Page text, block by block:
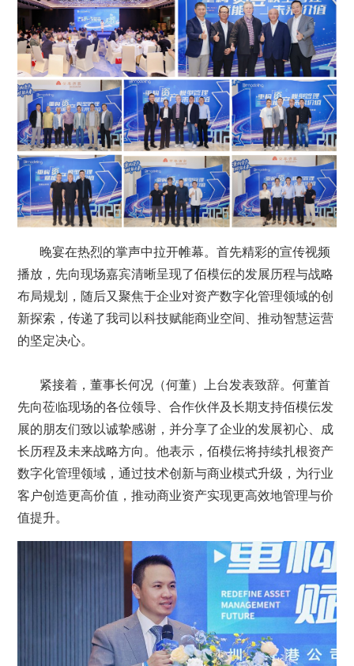
晚宴在热烈的掌声中拉开帷幕。首先精彩的宣传视频
播放，先向现场嘉宾清晰呈现了佰模伝的发展历程与战略
布局规划，随后又聚焦于企业对资产数字化管理领域的创
新探索，传递了我司以科技赋能商业空间、推动智慧运营
的坚定决心。
紧接着，董事长何况（何董）上台发表致辞。何董首
先向莅临现场的各位领导、合作伙伴及长期支持佰模伝发
展的朋友们致以诚挚感谢，并分享了企业的发展初心、成
长历程及未来战略方向。他表示，佰模伝将持续扎根资产
数字化管理领域，通过技术创新与商业模式升级，为行业
客户创造更高价值，推动商业资产实现更高效地管理与价
值提升。